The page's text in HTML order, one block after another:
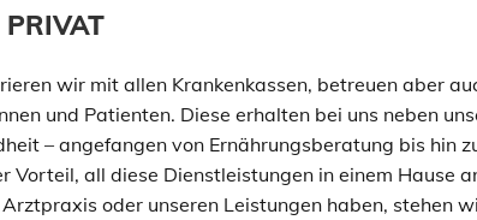
wir mit allen Krankenkassen, betreuen aber
und Patienten. Diese erhalten bei uns neben
– angefangen von Ernährungsberatung bis hin
Vorteil, all diese Dienstleistungen in einem Hause
oder unseren Leistungen haben, stehen